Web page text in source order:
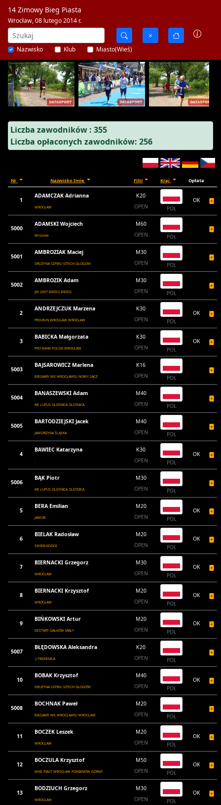
14 Zimowy Bieg Piasta
Wrocław, 08 lutego 2014 r.
Nazwisko Klub Miasto(Wieś)
Liczba zawodników : 355
Liczba opłaconych zawodników: 256
Nr Nazwisko Imię Filtr Kraj Opłata
1
ADAMCZAK Adrianna
WROCŁAW
K20
OPEN
POL
OK
5000
ADAMSKI Wojciech
Wroclaw
M60
OPEN
POL
5001
AMBROZIAK Maciej
DRUŻYNA SZPIKU SITECH GŁOGOW
M30
OPEN
POL
5002
AMBROZIK Adam
JW 2697 BRZEG BRZEG
M30
OPEN
POL
2
ANDRZEJCZUK Marzena
PRO-RUN WROCŁAW WROCŁAW
K30
OPEN
POL
OK
3
BABICKA Małgorzata
PKO BANK POLSKI WROCŁAW
K30
OPEN
POL
OK
5003
BAJSAROWICZ Marlena
BIEGAMY WE WROCŁAWIU NOWY SĄCZ
K16
OPEN
POL
5004
BANASZEWSKI Adam
KB LUPUS OLEŚNICA OLEŚNICA
M40
OPEN
POL
5005
BARTODZIEJSKI Jacek
JAWORZYNA ŚLĄSKA
M40
OPEN
POL
4
BAWIEC Katarzyna
.
K30
OPEN
POL
OK
5006
BĄK Piotr
KB LUPUS OLEŚNICA OLEŚNICA
M30
OPEN
POL
5
BERA Emilian
JAWOR
M20
OPEN
POL
OK
6
BIELAK Radosław
ŚWIEBODZICE
M20
OPEN
POL
OK
7
BIERNACKI Grzegorz
WROCŁAW
M30
OPEN
POL
OK
8
BIERNACKI Krzysztof
WROCŁAW
M20
OPEN
POL
OK
9
BIŃKOWSKI Artur
DESTART GAŁKÓW MAŁY
M20
OPEN
POL
OK
5007
BŁĘDOWSKA Aleksandra
:) TRZEBNICA
K20
OPEN
POL
10
BOBAK Krzysztof
DRUŻYNA SZPIKU SITECH GŁOGÓW
M40
OPEN
POL
OK
5008
BOCHNAK Paweł
BIEGAMY WE WROCŁAWIU WROCŁAW
M20
OPEN
POL
11
BOCZEK Leszek
WROCŁAW
M20
OPEN
POL
OK
12
BOCZULA Krzysztof
WKB PIAST WROCŁAW POMIANÓW GÓRNY
M50
OPEN
POL
OK
13
BODZIUCH Grzegorz
WROCŁAW
M30
OPEN
POL
OK